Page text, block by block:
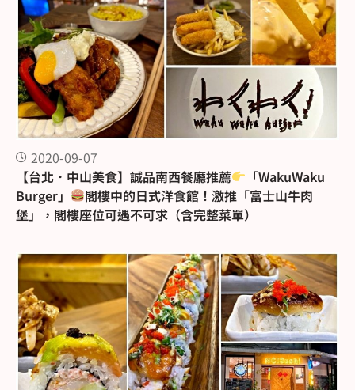
2020-09-07
【台北．中山美食】誠品南西餐廳推薦
「WakuWaku
Burger」
閣樓中的日式洋食館！激推「富士山牛肉
堡」，閣樓座位可遇不可求（含完整菜單）